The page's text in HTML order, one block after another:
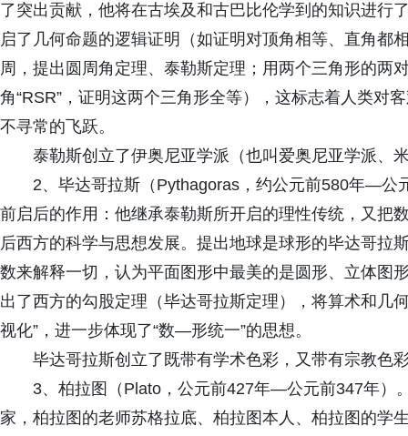
了突出贡献，他将在古埃及和古巴比伦学到的知识进行
启了几何命题的逻辑证明（如证明对顶角相等、直角都
周，提出圆周角定理、泰勒斯定理；用两个三角形的两
角“RSR”，证明这两个三角形全等），这标志着人类对
不寻常的飞跃。
泰勒斯创立了伊奥尼亚学派（也叫爱奥尼亚学派、
2、毕达哥拉斯（Pythagoras，约公元前580年—公
前启后的作用：他继承泰勒斯所开启的理性传统，又把
后西方的科学与思想发展。提出地球是球形的毕达哥拉
数来解释一切，认为平面图形中最美的是圆形、立体图
出了西方的勾股定理（毕达哥拉斯定理），将算术和几
视化”，进一步体现了“数—形统一”的思想。
毕达哥拉斯创立了既带有学术色彩，又带有宗教色
3、柏拉图（Plato，公元前427年—公元前347年）
家，柏拉图的老师苏格拉底、柏拉图本人、柏拉图的学